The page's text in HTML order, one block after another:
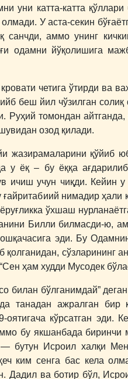
уни катта-катта
У аста-секин
санчди, аммо унинг
одамни йўқолишига
четига ўтирди ва
беш йил чўзилган
Руҳий томондан
озод қилади.
жазирамаларини қўйиб
у ёқ – бу ёққа
учун чиқди. Кейин у
нимадир
ўхшаш
Билли билмасди-ю,
эди. Бу
қолганидан,
ҳам худди Мусодек
билан бўлганимдай”
танадан ажралган бир
кўрсатган эди.
бу якшанбада
Исроил халқи
ким сенга бас кела
Дадил ва ботир бўл,